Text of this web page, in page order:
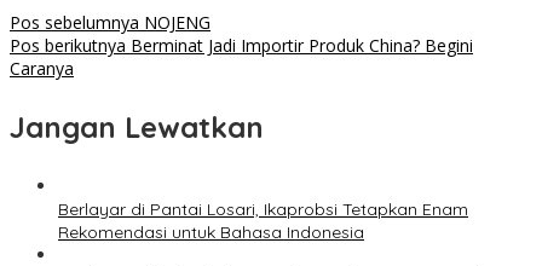
Pos sebelumnya NOJENG
Pos berikutnya Berminat Jadi Importir Produk China? Begini
Caranya
Jangan Lewatkan
Berlayar di Pantai Losari, Ikaprobsi Tetapkan Enam
Rekomendasi untuk Bahasa Indonesia